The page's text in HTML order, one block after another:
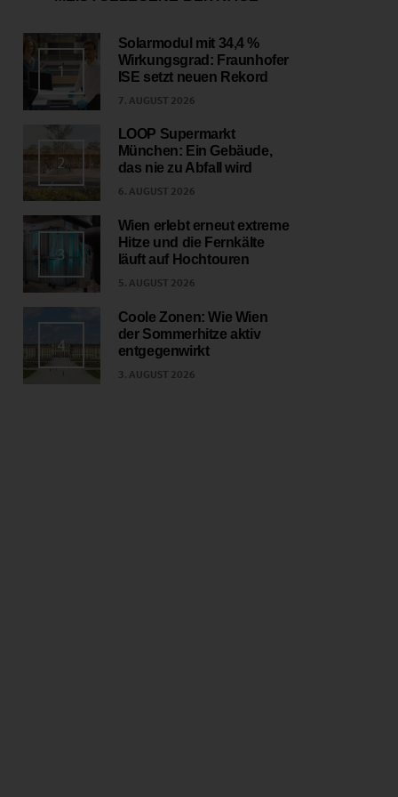
1
Solarmodul mit 34,4 %
Wirkungsgrad: Fraunhofer
ISE setzt neuen Rekord
7. AUGUST 2026
2
LOOP Supermarkt
München: Ein Gebäude,
das nie zu Abfall wird
6. AUGUST 2026
3
Wien erlebt erneut extreme
Hitze und die Fernkälte
läuft auf Hochtouren
5. AUGUST 2026
4
Coole Zonen: Wie Wien
der Sommerhitze aktiv
entgegenwirkt
3. AUGUST 2026